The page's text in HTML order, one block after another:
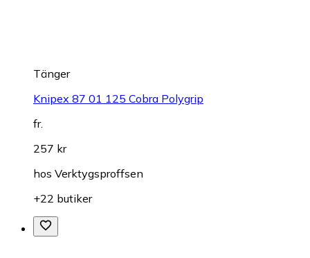
Tänger
Knipex 87 01 125 Cobra Polygrip
fr.
257 kr
hos Verktygsproffsen
+22 butiker